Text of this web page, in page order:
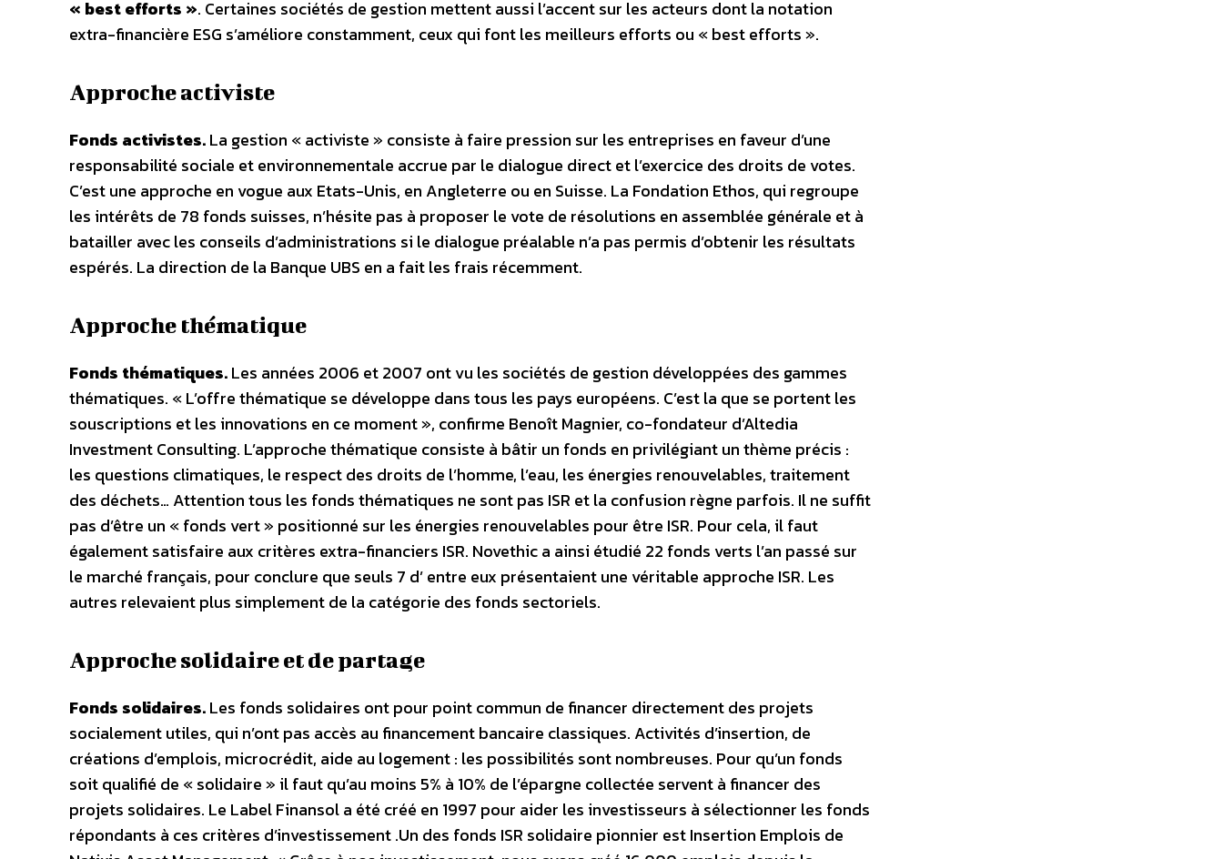
« best efforts ». Certaines sociétés de gestion mettent aussi l’accent sur les acteurs dont la notation
extra-financière ESG s’améliore constamment, ceux qui font les meilleurs efforts ou « best efforts ».
Approche activiste
Fonds activistes.La gestion « activiste » consiste à faire pression sur les entreprises en faveur d’une
responsabilité sociale et environnementale accrue par le dialogue direct et l’exercice des droits de votes.
C’est une approche en vogue aux Etats-Unis, en Angleterre ou en Suisse. La Fondation Ethos, qui regroupe
les intérêts de 78 fonds suisses, n’hésite pas à proposer le vote de résolutions en assemblée générale et à
batailler avec les conseils d’administrations si le dialogue préalable n’a pas permis d’obtenir les résultats
espérés. La direction de la Banque UBS en a fait les frais récemment.
Approche thématique
Fonds thématiques.Les années 2006 et 2007 ont vu les sociétés de gestion développées des gammes
thématiques. « L’offre thématique se développe dans tous les pays européens. C’est la que se portent les
souscriptions et les innovations en ce moment », confirme Benoît Magnier, co-fondateur d’Altedia
Investment Consulting. L’approche thématique consiste à bâtir un fonds en privilégiant un thème précis :
les questions climatiques, le respect des droits de l’homme, l’eau, les énergies renouvelables, traitement
des déchets… Attention tous les fonds thématiques ne sont pas ISR et la confusion règne parfois. Il ne suffit
pas d’être un « fonds vert » positionné sur les énergies renouvelables pour être ISR. Pour cela, il faut
également satisfaire aux critères extra-financiers ISR. Novethic a ainsi étudié 22 fonds verts l’an passé sur
le marché français, pour conclure que seuls 7 d’ entre eux présentaient une véritable approche ISR. Les
autres relevaient plus simplement de la catégorie des fonds sectoriels.
Approche solidaire et de partage
Fonds solidaires.Les fonds solidaires ont pour point commun de financer directement des projets
socialement utiles, qui n’ont pas accès au financement bancaire classiques. Activités d’insertion, de
créations d’emplois, microcrédit, aide au logement : les possibilités sont nombreuses. Pour qu’un fonds
soit qualifié de « solidaire » il faut qu’au moins 5% à 10% de l’épargne collectée servent à financer des
projets solidaires. Le Label Finansol a été créé en 1997 pour aider les investisseurs à sélectionner les fonds
répondants à ces critères d’investissement .Un des fonds ISR solidaire pionnier est Insertion Emplois de